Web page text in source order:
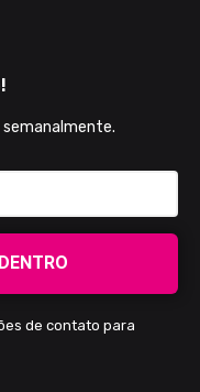
semanalmente.
de contato para